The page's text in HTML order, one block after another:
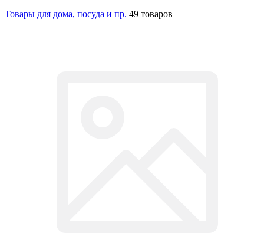
Товары для дома, посуда и пр. 49 товаров